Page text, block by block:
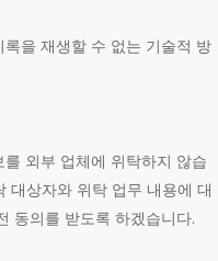
을 재생할 수 없는 기술적 방
외부 업체에 위탁하지 않습
대상자와 위탁 업무 내용에 대
동의를 받도록 하겠습니다.